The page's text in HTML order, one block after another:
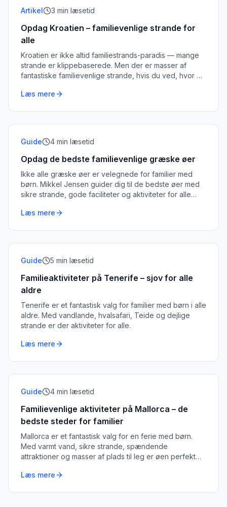
Artikel 3 min læsetid
Opdag Kroatien – familievenlige strande for
alle
Kroatien er ikke altid familiestrands-paradis — mange
strande er klippebaserede. Men der er masser af
fantastiske familievenlige strande, hvis du ved, hvor du
Læs mere
Guide 4 min læsetid
Opdag de bedste familievenlige græske øer
Ikke alle græske øer er velegnede for familier med
børn. Mikkel Jensen guider dig til de bedste øer med
sikre strande, gode faciliteter og aktiviteter for alle
Læs mere
Guide 5 min læsetid
Familieaktiviteter på Tenerife – sjov for alle
aldre
Tenerife er et fantastisk valg for familier med børn i alle
aldre. Med vandlande, hvalsafari, Teide og dejlige
strande er der aktiviteter for alle.
Læs mere
Guide 4 min læsetid
Familievenlige aktiviteter på Mallorca – de
bedste steder for familier
Mallorca er et fantastisk valg for en ferie med børn.
Med varmt vand, sikre strande, spændende
attraktioner og masser af plads til leg er øen perfekt
Læs mere